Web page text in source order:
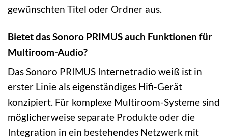
gewünschten Titel oder Ordner aus.
Bietet das Sonoro PRIMUS auch Funktionen für
Multiroom-Audio?
Das Sonoro PRIMUS Internetradio weiß ist in
erster Linie als eigenständiges Hifi-Gerät
konzipiert. Für komplexe Multiroom-Systeme sind
möglicherweise separate Produkte oder die
Integration in ein bestehendes Netzwerk mit